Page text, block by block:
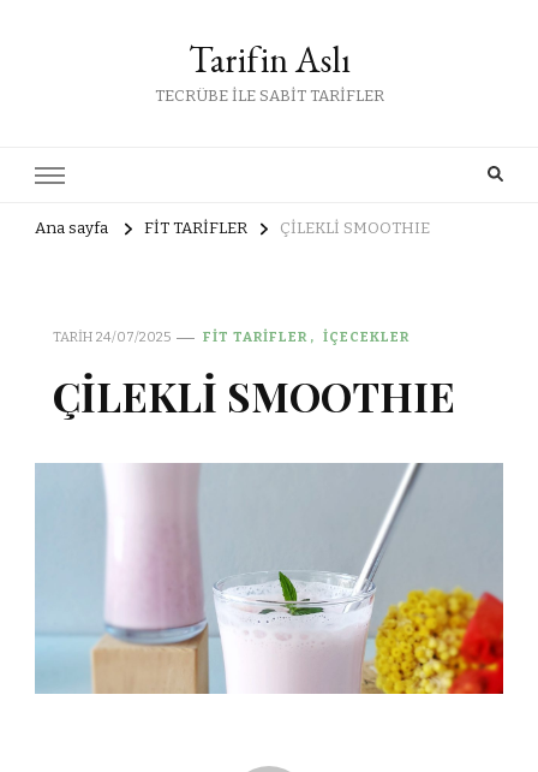
Tarifin Aslı
TECRÜBE İLE SABİT TARİFLER
Ana sayfa FİT TARİFLER ÇİLEKLİ SMOOTHIE
TARIH 24/07/2025 FİT TARİFLER İÇECEKLER
ÇİLEKLİ SMOOTHIE